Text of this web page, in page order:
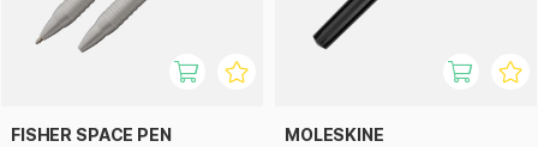
FISHER SPACE PEN MOLESKINE